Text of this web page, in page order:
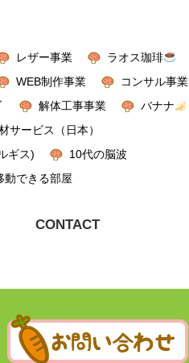
レザー事業
ラオス珈琲
WEB制作事業
コンサル事業
解体工事事業
バナナ
サービス（日本）
ギス)
10代の脳波
動できる部屋
CONTACT